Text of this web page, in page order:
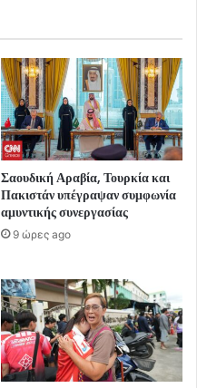
Σαουδική Αραβία, Τουρκία και
Πακιστάν υπέγραψαν συμφωνία
αμυντικής συνεργασίας
9 ώρες ago